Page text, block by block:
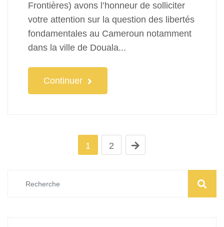
Frontières) avons l’honneur de solliciter
votre attention sur la question des libertés
fondamentales au Cameroun notamment
dans la ville de Douala...
Continuer
1 2